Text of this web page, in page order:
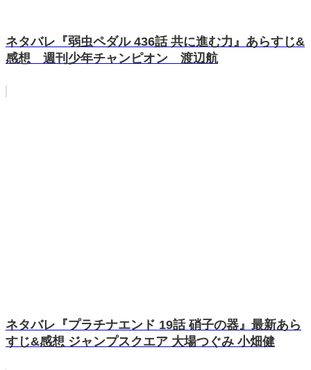
ネタバレ『弱虫ペダル 436話 共に進む力』あらすじ&
感想 週刊少年チャンピオン 渡辺航
ネタバレ『プラチナエンド 19話 硝子の器』最新あら
すじ&感想 ジャンプスクエア 大場つぐみ 小畑健